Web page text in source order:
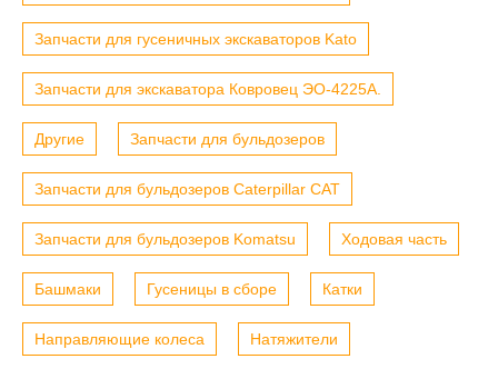
Запчасти для гусеничных экскаваторов Kato
Запчасти для экскаватора Ковровец ЭО-4225А.
Другие Запчасти для бульдозеров
Запчасти для бульдозеров Caterpillar CAT
Запчасти для бульдозеров Komatsu Ходовая часть
Башмаки Гусеницы в сборе Катки
Направляющие колеса Натяжители